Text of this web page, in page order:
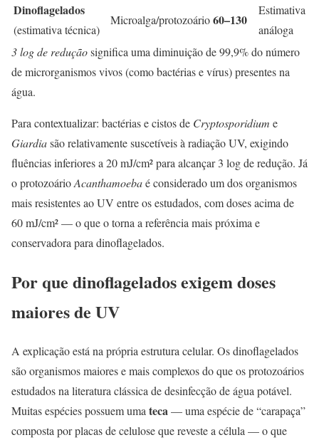
Dinoflagelados
(estimativa técnica)
Microalga/protozoário60–130
Estimativa
análoga
3 log de reduçãosignifica uma diminuição de 99,9% do número
de microrganismos vivos (como bactérias e vírus) presentes na
água.
Para contextualizar: bactérias e cistos de Cryptosporidium e
Giardiasão relativamente suscetíveis à radiação UV, exigindo
fluências inferiores a 20 mJ/cm² para alcançar 3 log de redução. Já
o protozoárioAcanthamoebaé considerado um dos organismos
mais resistentes ao UV entre os estudados, com doses acima de
60 mJ/cm² — o que o torna a referência mais próxima e
conservadora para dinoflagelados.
Por que dinoflagelados exigem doses
maiores de UV
A explicação está na própria estrutura celular. Os dinoflagelados
são organismos maiores e mais complexos do que os protozoários
estudados na literatura clássica de desinfecção de água potável.
Muitas espécies possuem uma teca— uma espécie de “carapaça”
composta por placas de celulose que reveste a célula — o que